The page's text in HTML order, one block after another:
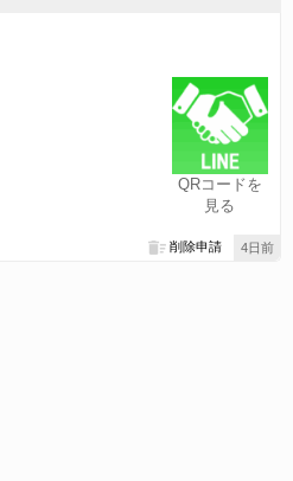
QRコードを
見る
4日前
削除申請